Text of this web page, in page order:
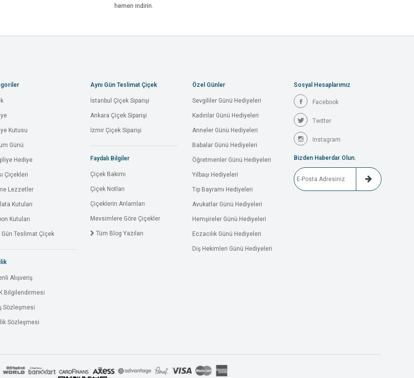
hemen indirin.
Kutusu
Günü
Hediye
Çiçekleri
Lezzetler
Kutuları
Kutuları
Gün Teslimat Çiçek
Alışveriş
Bilgilendirmesi
Sözleşmesi
Sözleşmesi
Aynı Gün Teslimat Çiçek
İstanbul Çiçek Siparişi
Ankara Çiçek Siparişi
İzmir Çiçek Siparişi
Faydalı Bilgiler
Çiçek Bakımı
Çiçek Notları
Çiçeklerin Anlamları
Mevsimlere Göre Çiçekler
Tüm Blog Yazıları
Özel Günler
Sevgililer Günü Hediyeleri
Kadınlar Günü Hediyeleri
Anneler Günü Hediyeleri
Babalar Günü Hediyeleri
Öğretmenler Günü Hediyeleri
Yılbaşı Hediyeleri
Tıp Bayramı Hediyeleri
Avukatlar Günü Hediyeleri
Hemşireler Günü Hediyeleri
Eczacılık Günü Hediyeleri
Diş Hekimleri Günü Hediyeleri
Sosyal Hesaplarımız
Facebook
Twitter
Instagram
Bizden Haberdar Olun.